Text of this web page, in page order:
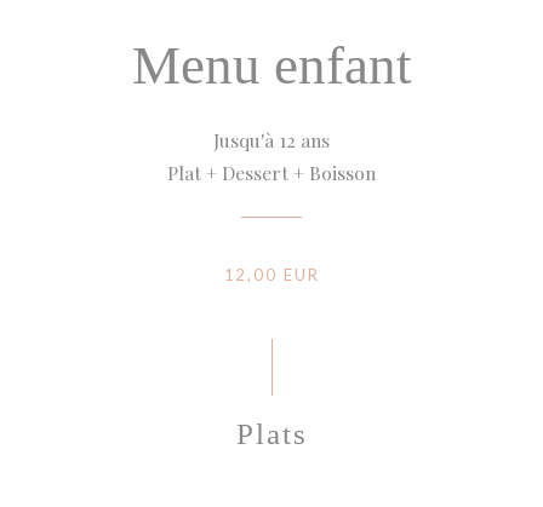
Menu enfant
Jusqu'à 12 ans
Plat + Dessert + Boisson
12,00 EUR
Plats